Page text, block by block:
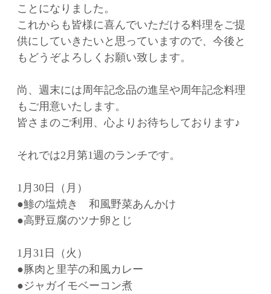
ことになりました。
これからも皆様に喜んでいただける料理をご提
供にしていきたいと思っていますので、今後と
もどうぞよろしくお願い致します。
尚、週末には周年記念品の進呈や周年記念料理
もご用意いたします。
皆さまのご利用、心よりお待ちしております♪
それでは2月第1週のランチです。
1月30日（月）
●鯵の塩焼き 和風野菜あんかけ
●高野豆腐のツナ卵とじ
1月31日（火）
●豚肉と里芋の和風カレー
●ジャガイモベーコン煮